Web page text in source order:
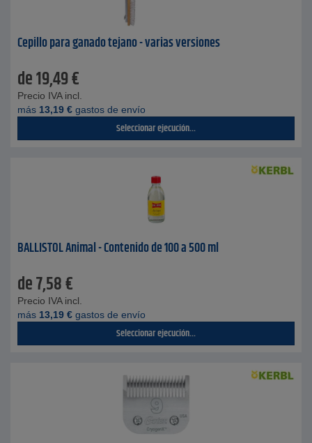
Cepillo para ganado tejano - varias versiones
de19,49€
Precio IVA incl.
más 13,19 € gastos de envío
Seleccionar ejecución...
BALLISTOL Animal - Contenido de 100 a 500 ml
de7,58€
Precio IVA incl.
más 13,19 € gastos de envío
Seleccionar ejecución...